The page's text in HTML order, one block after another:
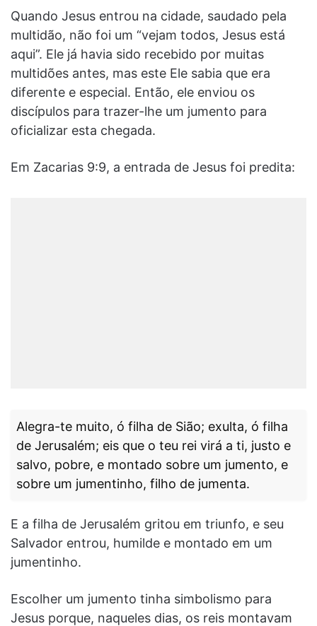
Quando Jesus entrou na cidade, saudado pela
multidão, não foi um “vejam todos, Jesus está
aqui”. Ele já havia sido recebido por muitas
multidões antes, mas este Ele sabia que era
diferente e especial. Então, ele enviou os
discípulos para trazer-lhe um jumento para
oficializar esta chegada.
Em Zacarias 9:9, a entrada de Jesus foi predita:
Alegra-te muito, ó filha de Sião; exulta, ó filha
de Jerusalém; eis que o teu rei virá a ti, justo e
salvo, pobre, e montado sobre um jumento, e
sobre um jumentinho, filho de jumenta.
E a filha de Jerusalém gritou em triunfo, e seu
Salvador entrou, humilde e montado em um
jumentinho.
Escolher um jumento tinha simbolismo para
Jesus porque, naqueles dias, os reis montavam